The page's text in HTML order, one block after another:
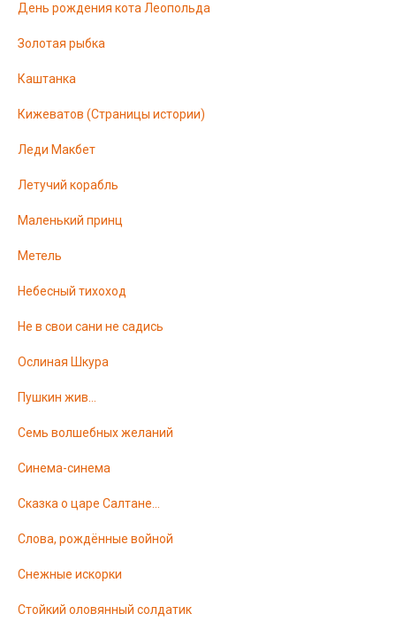
День рождения кота Леопольда
Золотая рыбка
Каштанка
Кижеватов (Страницы истории)
Леди Макбет
Летучий корабль
Маленький принц
Метель
Небесный тихоход
Не в свои сани не садись
Ослиная Шкура
Пушкин жив…
Семь волшебных желаний
Синема-синема
Сказка о царе Салтане…
Слова, рождённые войной
Снежные искорки
Стойкий оловянный солдатик